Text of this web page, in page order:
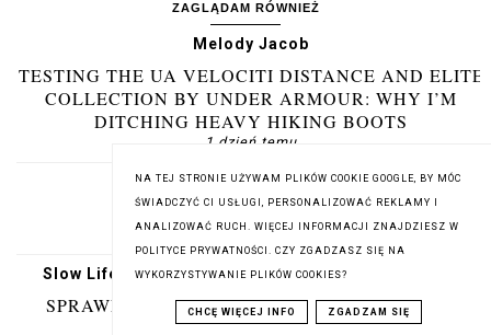
ZAGLĄDAM RÓWNIEŻ
Melody Jacob
TESTING THE UA VELOCITI DISTANCE AND ELITE
COLLECTION BY UNDER ARMOUR: WHY I’M
DITCHING HEAVY HIKING BOOTS
1 dzień temu
bookendorfina
ZAPOMNIANY PERGAMIN
1 dzień temu
Slow Life Studio | blog o Slow Life i zdrowym życiu
SPRAWNE CIAŁO I CO SLOW LIFE MA Z TYM
WSPÓLNEGO
NA TEJ STRONIE UŻYWAM PLIKÓW COOKIE GOOGLE, BY MÓC
ŚWIADCZYĆ CI USŁUGI, PERSONALIZOWAĆ REKLAMY I
ANALIZOWAĆ RUCH. WIĘCEJ INFORMACJI ZNAJDZIESZ W
POLITYCE PRYWATNOŚCI. CZY ZGADZASZ SIĘ NA
WYKORZYSTYWANIE PLIKÓW COOKIES?
CHCĘ WIĘCEJ INFO ZGADZAM SIĘ